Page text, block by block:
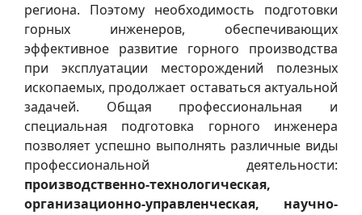
региона. Поэтому необходимость подготовки
горных инженеров, обеспечивающих
эффективное развитие горного производства
при эксплуатации месторождений полезных
ископаемых, продолжает оставаться актуальной
задачей. Общая профессиональная и
специальная подготовка горного инженера
позволяет успешно выполнять различные виды
профессиональной деятельности:
производственно-технологическая,
организационно-управленческая, научно-